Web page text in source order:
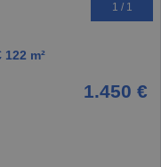
1 / 1
m²
1.450 €